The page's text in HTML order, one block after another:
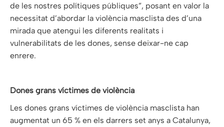
de les nostres polítiques públiques”, posant en valor la
necessitat d’abordar la violència masclista des d’una
mirada que atengui les diferents realitats i
vulnerabilitats de les dones, sense deixar-ne cap
enrere.
Dones grans víctimes de violència
Les dones grans víctimes de violència masclista han
augmentat un 65 % en els darrers set anys a Catalunya,